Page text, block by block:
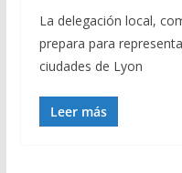
La delegación local,
prepara para
ciudades de Lyon
Leer más